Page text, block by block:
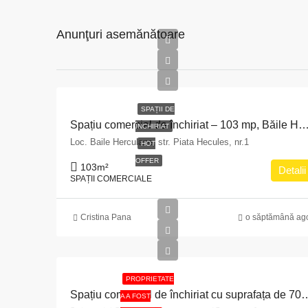
Anunţuri asemănătoare
SPAȚII DE
ÎNCHIRIAT
HOT
OFFER
Spațiu comercial de închiriat – 103 mp, Băile Herculane
Loc. Baile Herculane, str. Piata Hecules, nr.1
103m²
SPAȚII COMERCIALE
Detalii
Cristina Pana o săptămână
PROPRIETATE
A A FOST Spațiu comercial de închiriat cu suprafața de 70,34 mp situat